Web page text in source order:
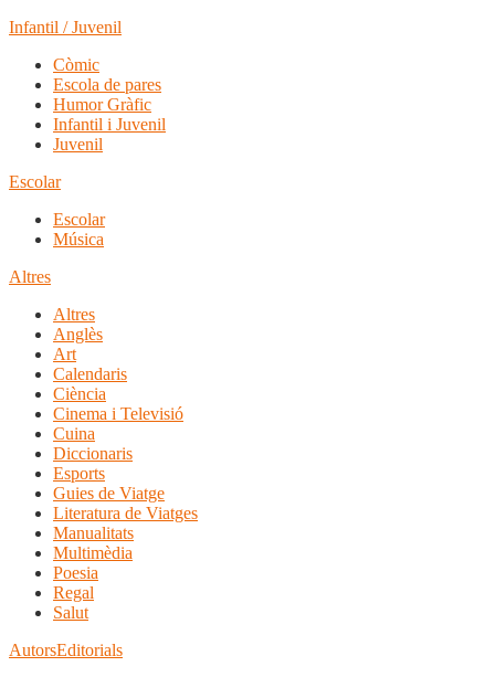
Infantil / Juvenil
Còmic
Escola de pares
Humor Gràfic
Infantil i Juvenil
Juvenil
Escolar
Escolar
Música
Altres
Altres
Anglès
Art
Calendaris
Ciència
Cinema i Televisió
Cuina
Diccionaris
Esports
Guies de Viatge
Literatura de Viatges
Manualitats
Multimèdia
Poesia
Regal
Salut
AutorsEditorials